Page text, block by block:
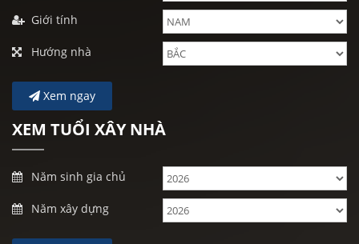
Giới tính
Hướng nhà
Xem ngay
XEM TUỔI XÂY NHÀ
Năm sinh gia chủ
Năm xây dựng